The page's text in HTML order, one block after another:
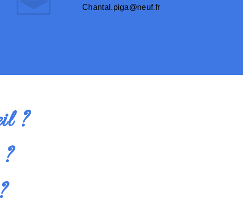
chantal.piga@neuf.fr
?